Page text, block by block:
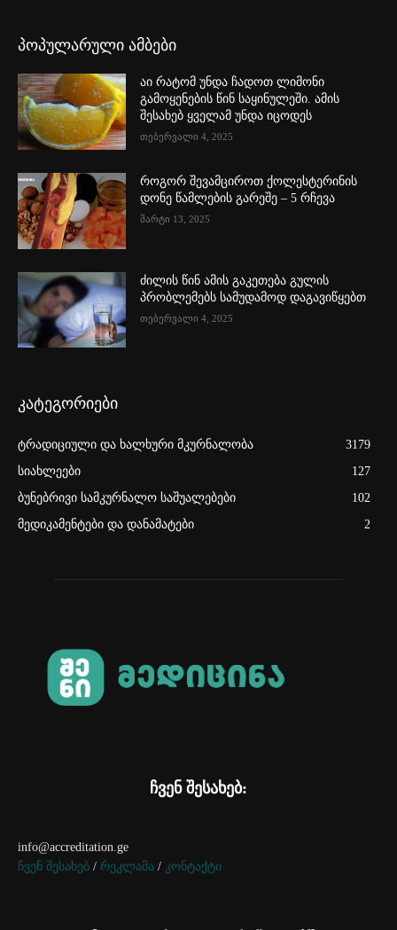
პოპულარული ამბები
აი რატომ უნდა ჩადოთ ლიმონი
გამოყენების წინ საყინულეში. ამის
შესახებ ყველამ უნდა იცოდეს
თებერვალი 4, 2025
როგორ შევამციროთ ქოლესტერინის
დონე წამლების გარეშე – 5 რჩევა
მარტი 13, 2025
ძილის წინ ამის გაკეთება გულის
პრობლემებს სამუდამოდ დაგავიწყებთ
თებერვალი 4, 2025
კატეგორიები
ტრადიციული და ხალხური მკურნალობა
3179
სიახლეები
127
ბუნებრივი სამკურნალო საშუალებები
102
მედიკამენტები და დანამატები
2
ჩვენ შესახებ:
info@accreditation.ge
ჩვენ შესახებ / რეკლამა / კონტაქტი